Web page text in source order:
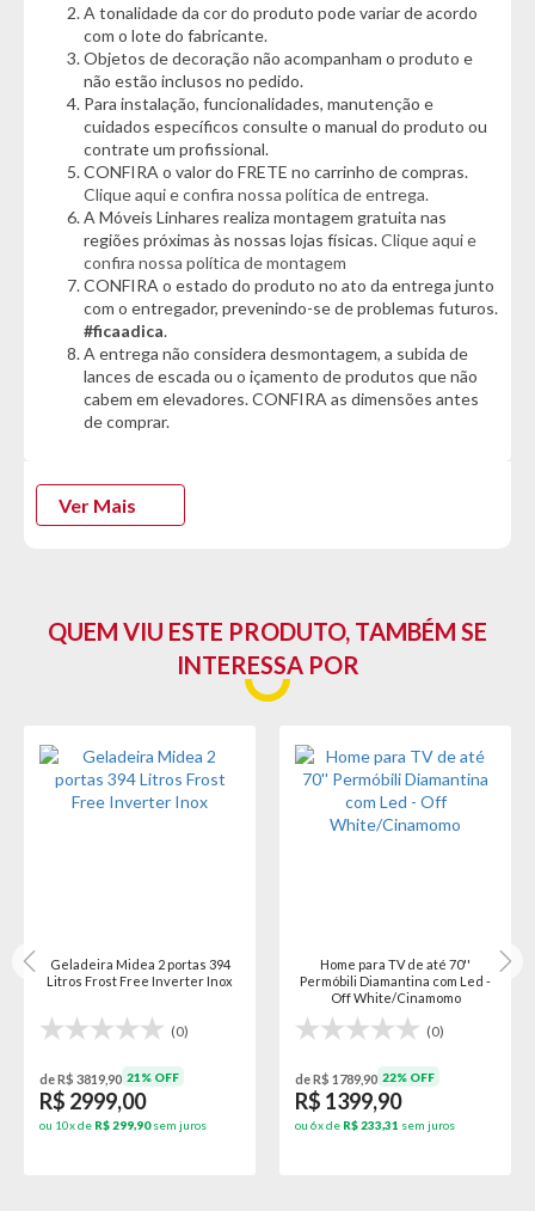
- Espelho Oval
- Possui prateleira
- Suporte em metalon
Dimensões:
- Altura: 78cm
- Largura: 44,1cm
- Profundidade: 12,5cm
Garantia do Produto: 03 Meses
A tonalidade da cor do produto pode variar de acordo
com o lote do fabricante.
Objetos de decoração não acompanham o produto e
não estão inclusos no pedido.
Para instalação, funcionalidades, manutenção e
cuidados específicos consulte o manual do produto ou
contrate um profissional.
CONFIRA o valor do FRETE no carrinho de compras.
Clique aqui e confira nossa política de entrega.
A Móveis Linhares realiza montagem gratuita nas
regiões próximas às nossas lojas físicas.Clique aqui e
confira nossa política de montagem
CONFIRA o estado do produto no ato da entrega junto
com o entregador, prevenindo-se de problemas futuros.
#ficaadica.
A entrega não considera desmontagem, a subida de
lances de escada ou o içamento de produtos que não
cabem em elevadores. CONFIRA as dimensões antes
de comprar.
Ver Mais
QUEM VIU ESTE PRODUTO, TAMBÉM SE
INTERESSA POR
Geladeira Midea 2 portas 394
Litros Frost Free Inverter Inox
(0)
de R$ 3819,90 21% OFF
R$ 2999,00
ou 10x de R$ 299,90sem juros
Home para TV de até 70''
Permóbili Diamantina com Led -
Off White/Cinamomo
(0)
de R$ 1789,90 22% OFF
R$ 1399,90
ou 6x de R$ 233,31 sem juros